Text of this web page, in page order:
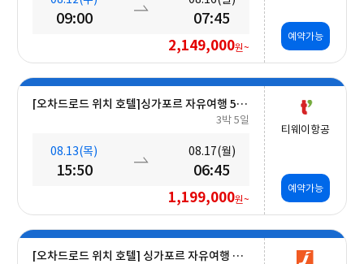
09:00 07:45
2,149,000원~
예약가능
[오차드로드 위치 호텔]싱가포르 자유여행 5일 #조식포함 #A330대형기종
3박 5일
08.13(목)
15:50
08.17(월)
06:45
1,199,000원~
티웨이항공
예약가능
[오차드로드 위치 호텔] 싱가포르 자유여행 5일 #조식포함